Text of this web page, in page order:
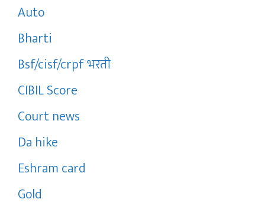
Auto
Bharti
Bsf/cisf/crpf भरती
CIBIL Score
Court news
Da hike
Eshram card
Gold